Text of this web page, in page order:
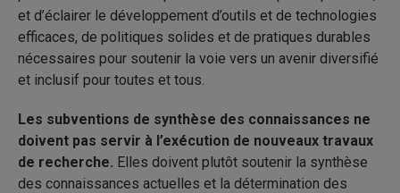
et d’éclairer le développement d’outils et de technologies
efficaces, de politiques solides et de pratiques durables
nécessaires pour soutenir la voie vers un avenir diversifié
et inclusif pour toutes et tous.
Les subventions de synthèse des connaissances ne
doivent pas servir à l’exécution de nouveaux travaux
de recherche. Elles doivent plutôt soutenir la synthèse
des connaissances actuelles et la détermination des